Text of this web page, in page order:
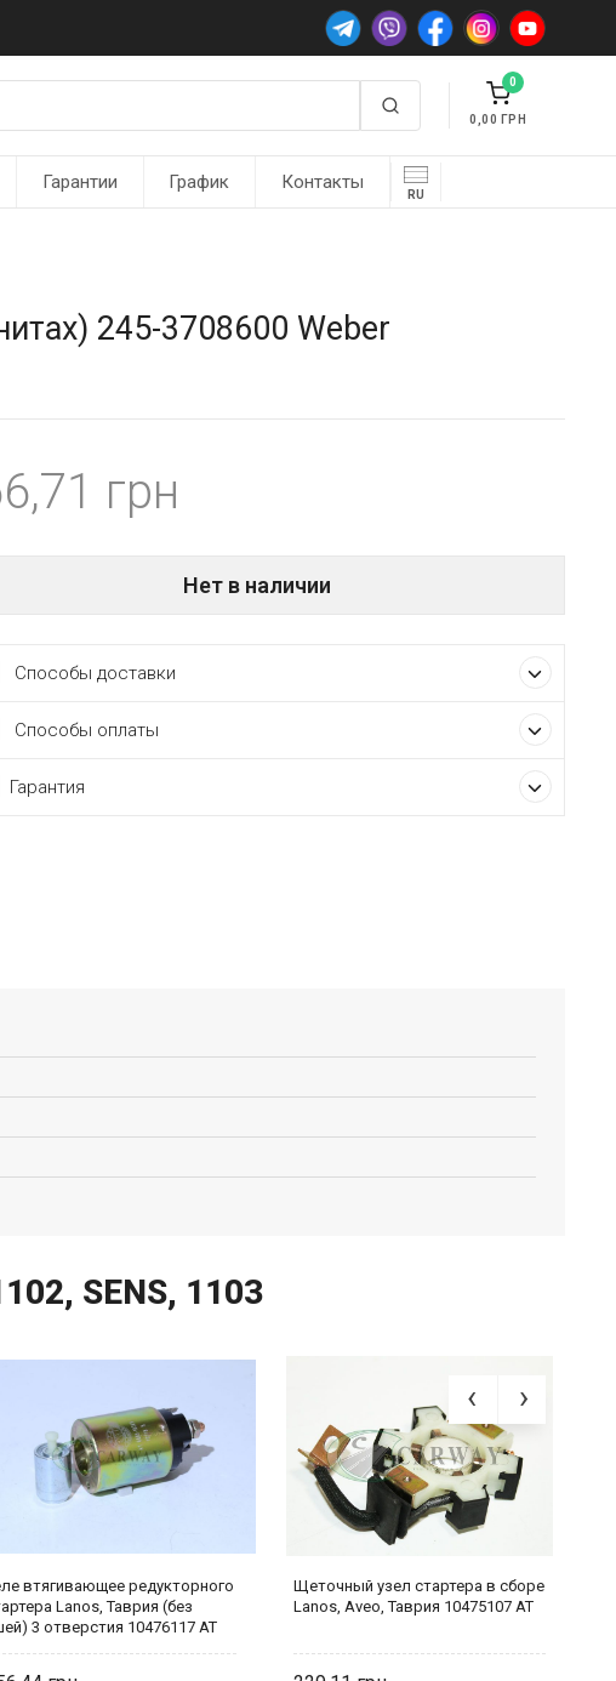
0
0,00
Гарантии График Контакты
RU
245-3708600 Weber
Нет в наличии
Способы доставки
Способы оплаты
Гарантия
SENS, 1103
втягивающее редукторного
Lanos, Таврия (без
3 отверстия 10476117 AT
Щеточный узел стартера в сборе
Lanos, Aveo, Таврия 10475107 AT